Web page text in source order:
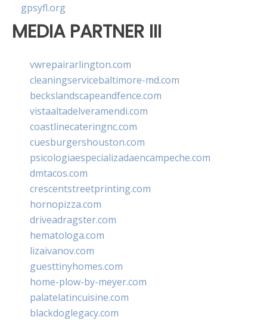
gpsyfl.org
MEDIA PARTNER III
vwrepairarlington.com
cleaningservicebaltimore-md.com
beckslandscapeandfence.com
vistaaltadelveramendi.com
coastlinecateringnc.com
cuesburgershouston.com
psicologiaespecializadaencampeche.com
dmtacos.com
crescentstreetprinting.com
hornopizza.com
driveadragster.com
hematologa.com
lizaivanov.com
guesttinyhomes.com
home-plow-by-meyer.com
palatelatincuisine.com
blackdoglegacy.com